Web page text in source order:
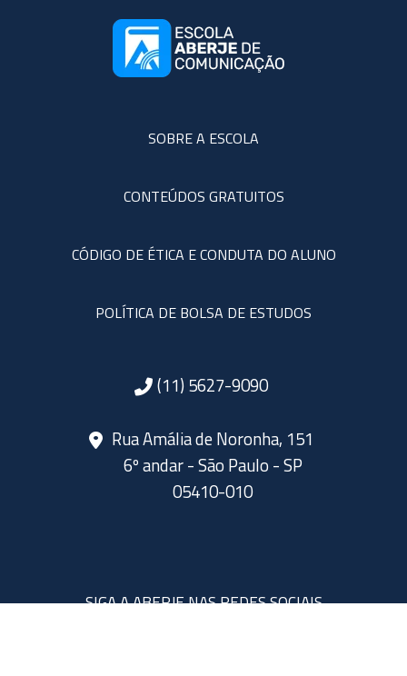
SOBRE A ESCOLA
CONTEÚDOS GRATUITOS
CÓDIGO DE ÉTICA E CONDUTA DO ALUNO
POLÍTICA DE BOLSA DE ESTUDOS
(11) 5627-9090
Rua Amália de Noronha, 151
6º andar - São Paulo - SP
05410-010
SIGA A ABERJE NAS REDES SOCIAIS